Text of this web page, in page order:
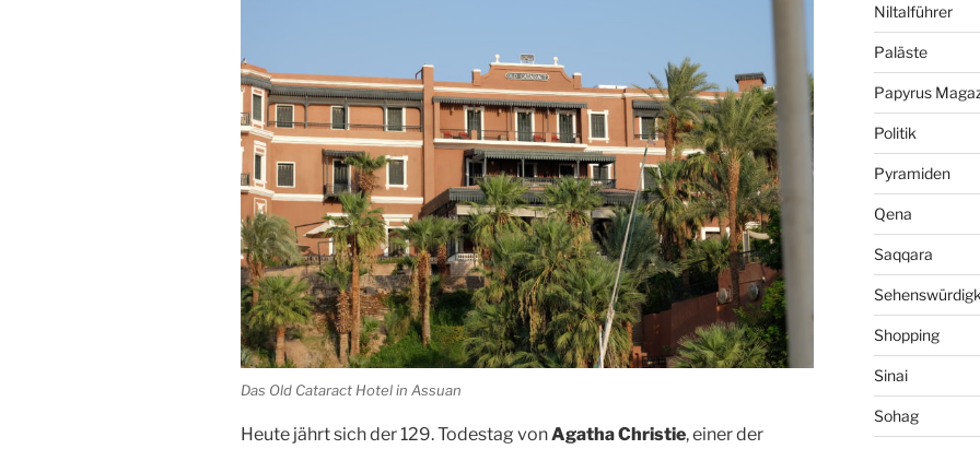
Das Old Cataract Hotel in Assuan
Heute jährt sich der 129. Todestag vonAgatha Christie, einer der
Niltalführer
Paläste
Papyrus
Politik
Pyramiden
Qena
Saqqara
Shopping
Sinai
Sohag